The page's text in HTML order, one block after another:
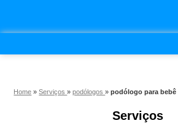
Home »Serviços»podólogos»podólogo para bebê
Serviços